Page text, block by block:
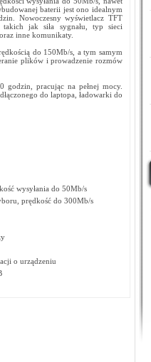
baterii jest ono idealnym
Nowoczesny wyświetlacz TFT
takich jak siła sygnału, typ sieci
inne komunikaty.
do 150Mb/s, a tym samym
plików i prowadzenie rozmów
pracując na pełnej mocy.
do laptopa, ładowarki do
wysyłania do 50Mb/s
prędkość do 300Mb/s
o urządzeniu